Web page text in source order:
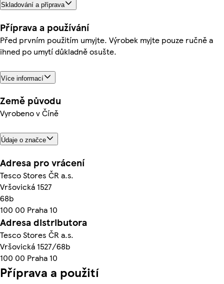
Skladování a příprava
Příprava a používání
Před prvním použitím umyjte. Výrobek myjte pouze ručně a
ihned po umytí důkladně osušte.
Více informací
Země původu
Vyrobeno v Číně
Údaje o značce
Adresa pro vrácení
Tesco Stores ČR a.s.
Vršovická 1527
68b
100 00 Praha 10
Adresa distributora
Tesco Stores ČR a.s.
Vršovická 1527/68b
100 00 Praha 10
Příprava a použití